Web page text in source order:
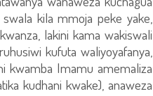
kila mmoja peke yake,
lakini kama wakiswali
kufuta waliyoyafanya,
kwamba Imamu amemaliza
kudhani kwake), anaweza